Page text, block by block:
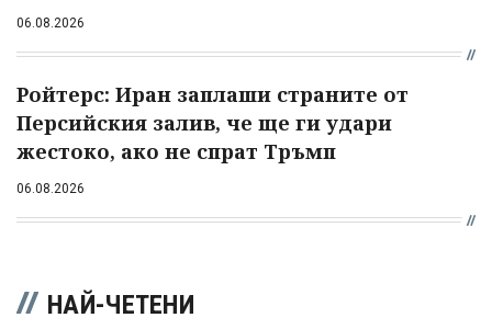
06.08.2026
Ройтерс: Иран заплаши страните от
Персийския залив, че ще ги удари
жестоко, ако не спрат Тръмп
06.08.2026
НАЙ-ЧЕТЕНИ